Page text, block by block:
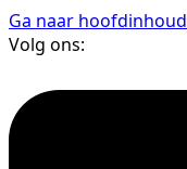
Ga naar hoofdinhoud
Volg ons: